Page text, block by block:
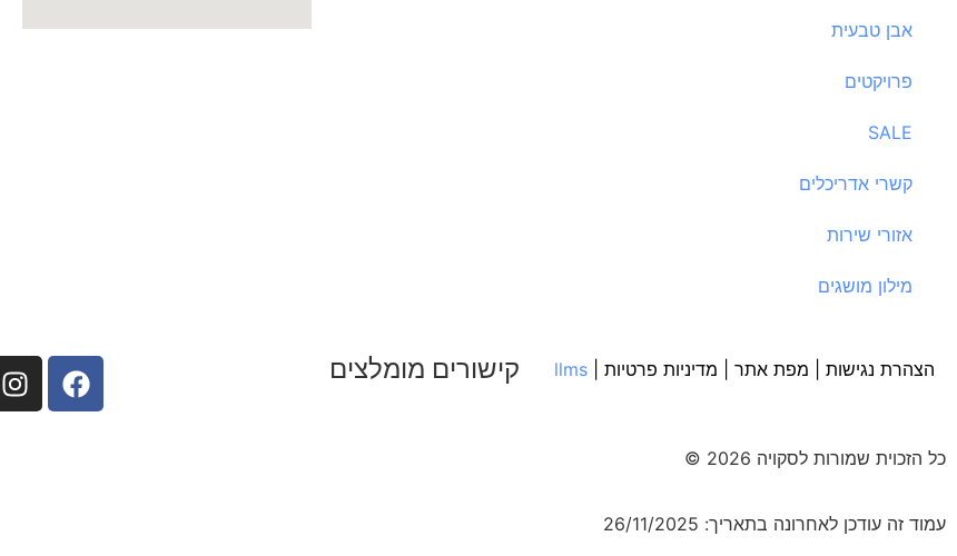
אבן טבעית
פרויקטים
SALE
קשרי אדריכלים
אזורי שירות
מילון מושגים
הצהרת נגישות מפת אתר מדיניות פרטיות llms קישורים מומלצים
כל הזכוית שמורות לסקויה 2026 ©
עמוד זה עודכן לאחרונה בתאריך: 26/11/2025